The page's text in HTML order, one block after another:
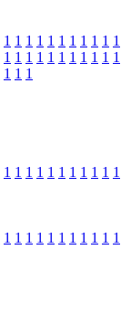
1 1 1 1 1 1 1 1 1 1 1
1 1 1 1 1 1 1 1 1 1 1
1 1 1
1 1 1 1 1 1 1 1 1 1 1
1 1 1 1 1 1 1 1 1 1 1